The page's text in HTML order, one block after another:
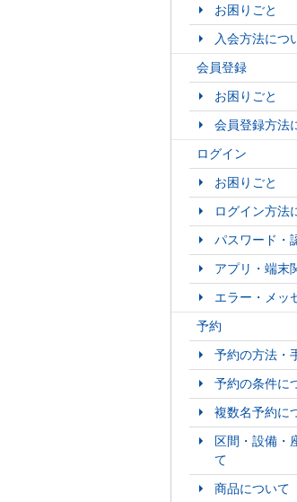
お困りごと
入会方法につ
会員登録
お困りごと
会員登録方法
ログイン
お困りごと
ログイン方法
パスワード・
アプリ・端末
エラー・メッ
予約
予約の方法・
予約の条件に
複数名予約に
区間・設備・
て
商品について